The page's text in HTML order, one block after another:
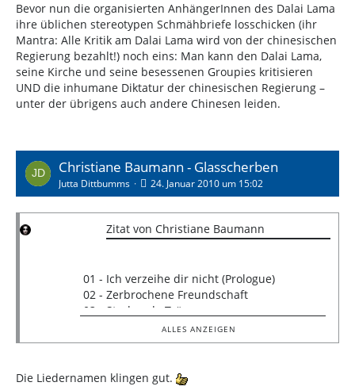
Bevor nun die organisierten AnhängerInnen des Dalai Lama
ihre üblichen stereotypen Schmähbriefe losschicken (ihr
Mantra: Alle Kritik am Dalai Lama wird von der chinesischen
Regierung bezahlt!) noch eins: Man kann den Dalai Lama,
seine Kirche und seine besessenen Groupies kritisieren
UND die inhumane Diktatur der chinesischen Regierung –
unter der übrigens auch andere Chinesen leiden.
Christiane Baumann - Glasscherben
Jutta Dittbumms 24. Januar 2010 um 15:02
Zitat von Christiane Baumann
01 - Ich verzeihe dir nicht (Prologue)
02 - Zerbrochene Freundschaft
03 - Sterbende Träume
04 - Glasscherben
05 - Mir bleibt nichts anderes übrig
07 - Pass auf
ALLES ANZEIGEN
Die Liedernamen klingen gut.